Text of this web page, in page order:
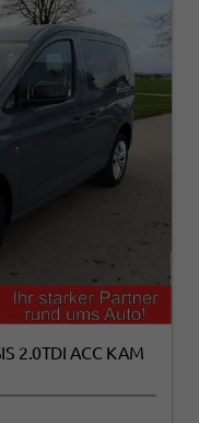
2.0TDI ACC KAM